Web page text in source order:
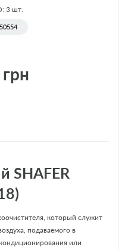
3шт.
грн
SHAFER
который служит
подаваемого в
или